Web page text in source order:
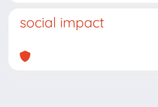
social impact